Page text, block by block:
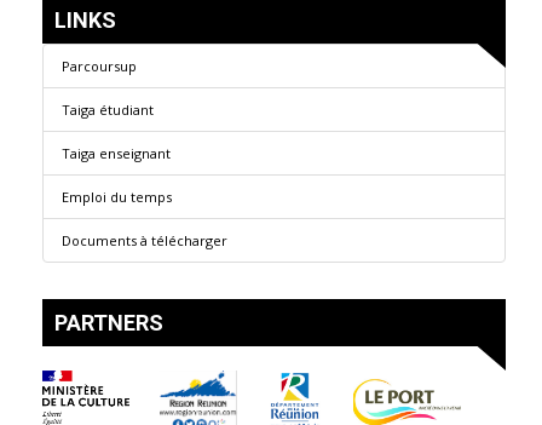
LINKS
Parcoursup
Taiga étudiant
Taiga enseignant
Emploi du temps
Documents à télécharger
PARTNERS